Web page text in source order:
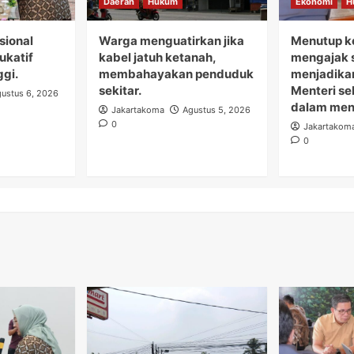
6, 2026
Warga menguatirkan jika
kabel jatuh ketanah,
membahayakan penduduk
sekitar.
Jakartakoma
Agustus 5, 2026
0
Menutup
mengajak
Menteri
dalam
0